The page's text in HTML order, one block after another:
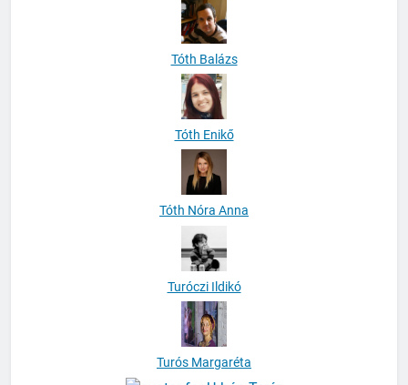
Tóth Balázs
Tóth Enikő
Tóth Nóra Anna
Turóczi Ildikó
Turós Margaréta